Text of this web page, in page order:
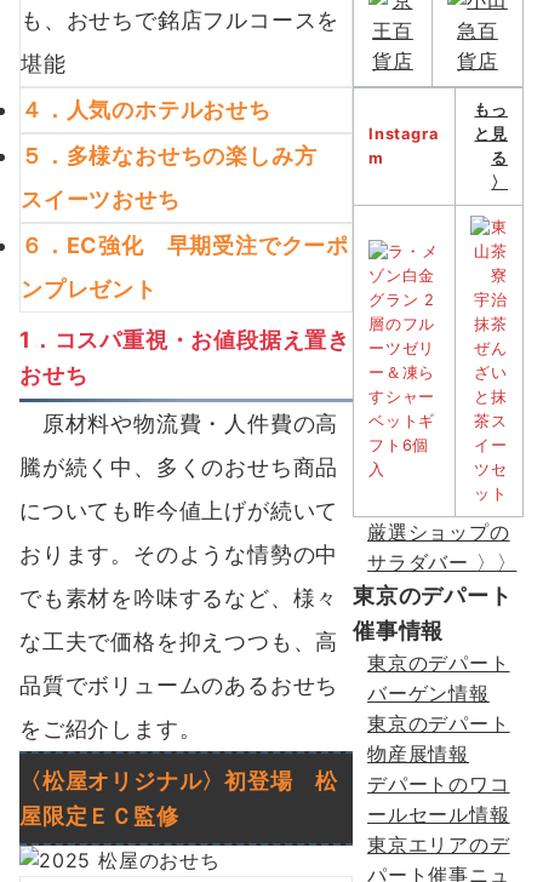
も、おせちで銘店フルコースを
堪能
４．人気のホテルおせち
５．多様なおせちの楽しみ方
スイーツおせち
６．EC強化 早期受注でクーポ
ンプレゼント
1．コスパ重視・お値段据え置き
おせち
原材料や物流費・人件費の高
騰が続く中、多くのおせち商品
についても昨今値上げが続いて
おります。そのような情勢の中
でも素材を吟味するなど、様々
な工夫で価格を抑えつつも、高
品質でボリュームのあるおせち
をご紹介します。
〈松屋オリジナル〉初登場 松
屋限定ＥＣ監修
Instagra
m
もっ
と見
る
〉
厳選ショップの
サラダバー 〉〉
東京のデパート
催事情報
東京のデパート
バーゲン情報
東京のデパート
物産展情報
デパートのワコ
ールセール情報
東京エリアのデ
パート催事ニュ